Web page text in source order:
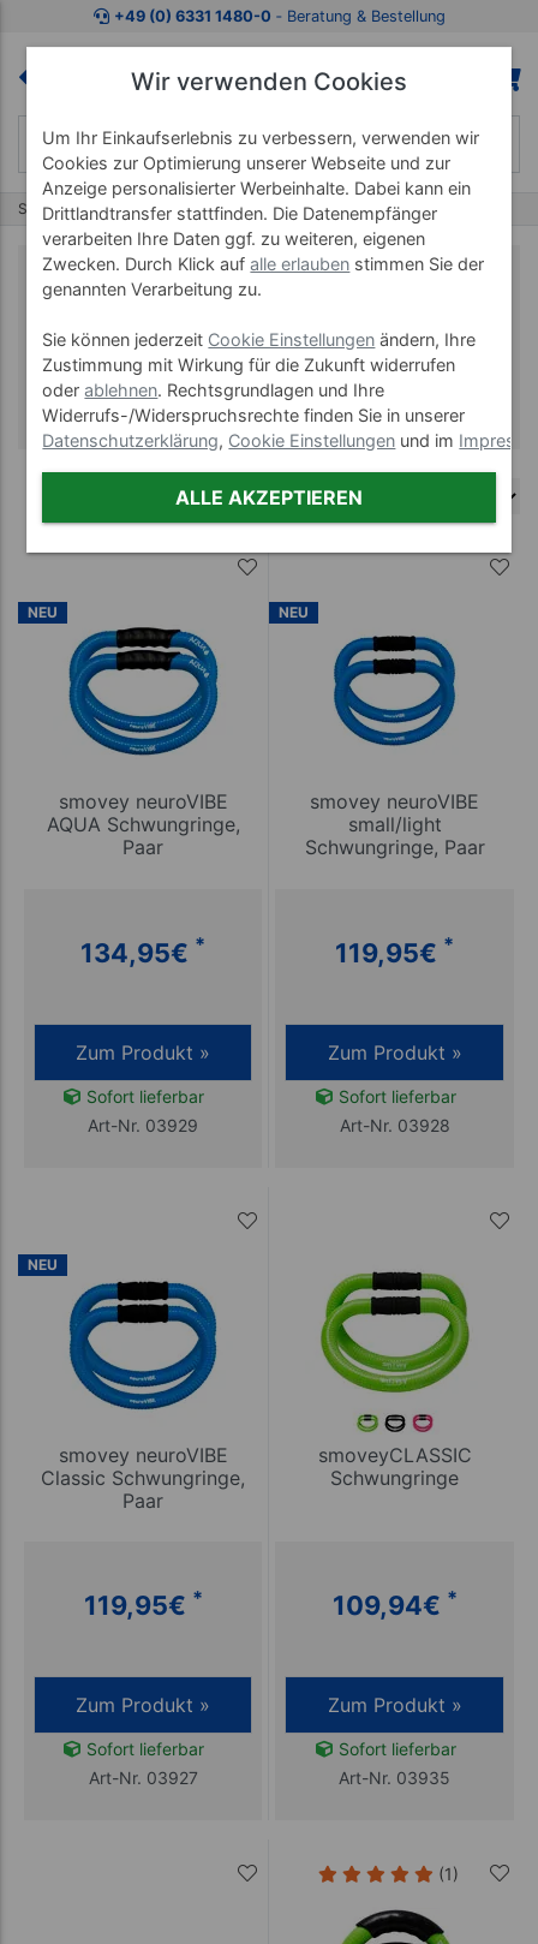
+49 (0) 6331 1480-0 ‐ Beratung & Bestellung
Start Marken smovey
smovey
NEU
smovey neuroVIBE
AQUA Schwungringe,
Paar
134,95€ *
Zum Produkt »
Sofort lieferbar
Art-Nr. 03929
NEU
smovey neuroVIBE
small/light
Schwungringe, Paar
119,95€ *
Zum Produkt »
Sofort lieferbar
Art-Nr. 03928
NEU
smovey neuroVIBE
Classic Schwungringe,
Paar
119,95€ *
Zum Produkt »
Sofort lieferbar
Art-Nr. 03927
smoveyCLASSIC
Schwungringe
109,94€ *
Zum Produkt »
Sofort lieferbar
Art-Nr. 03935
(1)
Wir verwenden Cookies
Um Ihr Einkaufserlebnis zu verbessern, verwenden wir
Cookies zur Optimierung unserer Webseite und zur
Anzeige personalisierter Werbeinhalte. Dabei kann ein
Drittlandtransfer stattfinden. Die Datenempfänger
verarbeiten Ihre Daten ggf. zu weiteren, eigenen
Zwecken. Durch Klick aufalle erlauben stimmen Sie der
genannten Verarbeitung zu.
Sie können jederzeit Cookie Einstellungen ändern, Ihre
Zustimmung mit Wirkung für die Zukunft widerrufen
oderablehnen. Rechtsgrundlagen und Ihre
Widerrufs-/Widerspruchsrechte finden Sie in unserer
Datenschutzerklärung, Cookie Einstellungen und im
ALLE AKZEPTIEREN